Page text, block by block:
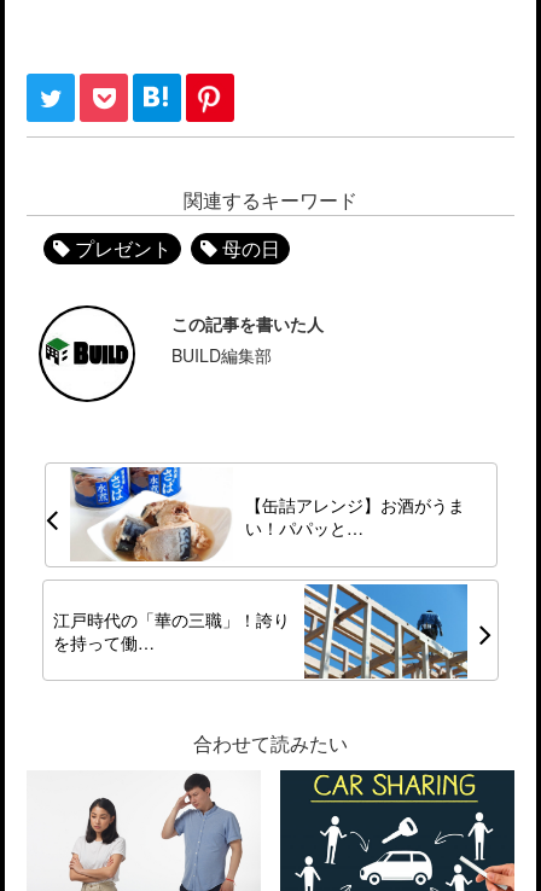
関連するキーワード
プレゼント
母の日
この記事を書いた人
BUILD編集部
【缶詰アレンジ】お酒がうま
い！パパッと…
江戸時代の「華の三職」！誇り
を持って働…
合わせて読みたい